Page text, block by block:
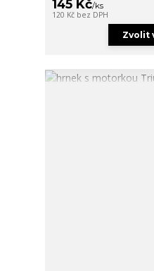
145 Kč/ks
120 Kč bez DPH
Zvolit